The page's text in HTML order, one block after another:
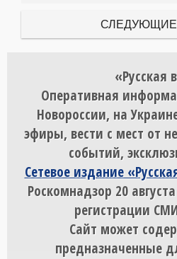
«Русская
Оперативная
Новороссии, на
эфиры, вести с мест от
событий,
Сетевое издание
Роскомнадзор 20
регистрации
Сайт может
предназначенные